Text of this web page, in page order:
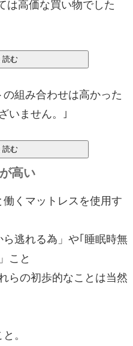
は高価な買い物でした
の組み合わせは高かった
いません。
｣
高い
働くマットレスを使用す
逃れる為」や｢睡眠時無
こと
らの初歩的なことは当然
。